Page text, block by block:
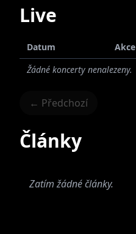
Live
Datum
Akce
Žádné koncerty nenalezeny.
← Předchozí
Články
Zatím žádné články.